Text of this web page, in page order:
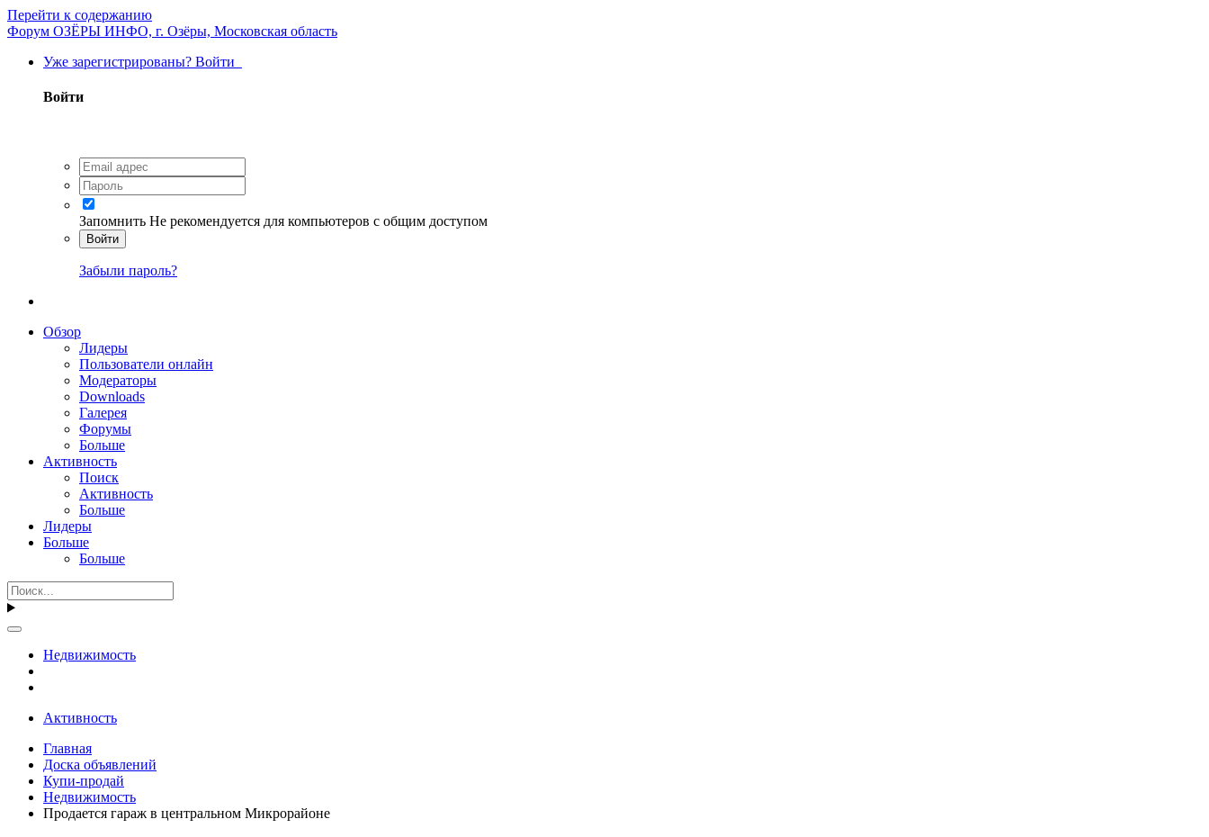
Перейти к содержанию
Форум ОЗЁРЫ ИНФО, г. Озёры, Московская область
Уже зарегистрированы? Войти
Войти
Запомнить Не рекомендуется для компьютеров с общим доступом
Войти
Забыли пароль?
Обзор
Лидеры
Пользователи онлайн
Модераторы
Downloads
Галерея
Форумы
Больше
Активность
Поиск
Активность
Больше
Лидеры
Больше
Больше
Недвижимость
Активность
Главная
Доска объявлений
Купи-продай
Недвижимость
Продается гараж в центральном Микрорайоне